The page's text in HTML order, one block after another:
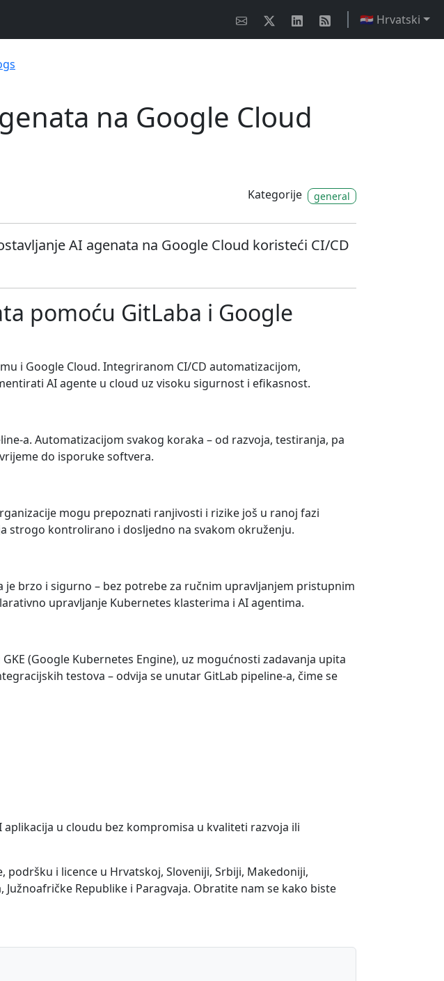
🇭🇷 Hrvatski
na Google Cloud
Kategorije general
AI agenata na Google Cloud koristeći CI/CD
pomoću GitLaba i Google
i Google Cloud. Integriranom CI/CD automatizacijom,
AI agente u cloud uz visoku sigurnost i efikasnost.
a. Automatizacijom svakog koraka – od razvoja, testiranja, pa
do isporuke softvera.
mogu prepoznati ranjivosti i rizike još u ranoj fazi
strogo kontrolirano i dosljedno na svakom okruženju.
brzo i sigurno – bez potrebe za ručnim upravljanjem pristupnim
upravljanje Kubernetes klasterima i AI agentima.
(Google Kubernetes Engine), uz mogućnosti zadavanja upita
testova – odvija se unutar GitLab pipeline-a, čime se
u cloudu bez kompromisa u kvaliteti razvoja ili
i licence u Hrvatskoj, Sloveniji, Srbiji, Makedoniji,
Republike i Paragvaja. Obratite nam se kako biste